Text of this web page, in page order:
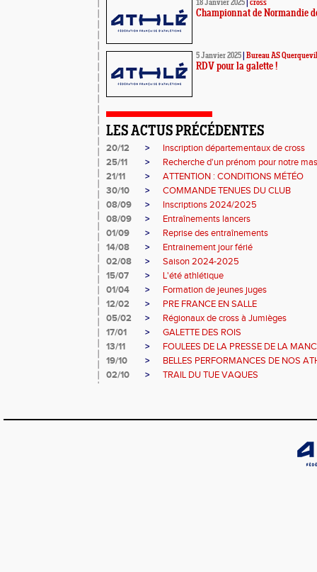
18 Janvier 2025 cross
Championnat de Normandie
5 Janvier 2025 Bureau AS
RDV pour la galette !
LES ACTUS PRÉCÉDENTES
20/12 >
Inscription départementaux de cross
25/11
>
Recherche d'un prénom pour notre
21/11
>
ATTENTION : CONDITIONS MÉTÉO
30/10
>
COMMANDE TENUES DU CLUB
08/09
>
Inscriptions 2024/2025
08/09
>
Entraînements lancers
01/09
>
Reprise des entraînements
14/08
>
Entrainement jour férié
02/08
>
Saison 2024-2025
15/07
>
L'été athlétique
01/04
>
Formation de jeunes juges
12/02
>
PRE FRANCE EN SALLE
05/02
>
Régionaux de cross à Jumièges
17/01
>
GALETTE DES ROIS
13/11
>
FOULEES DE LA PRESSE DE LA
19/10
>
BELLES PERFORMANCES DE NOS
02/10
> TRAIL DU TUE VAQUES